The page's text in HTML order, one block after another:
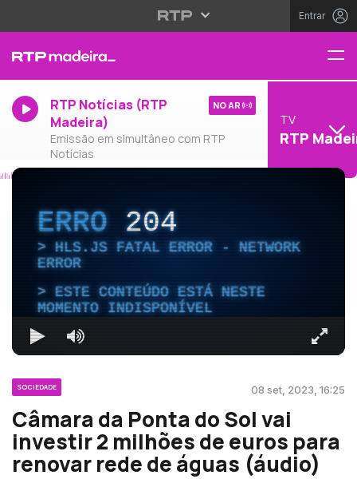
Entrar
RTP Notícias (RTP
Madeira)
Emissão em simultâneo com RTP
Notícias
NO AR
TV
RTP
ERRO204
HLS.JS FATAL ERROR - NETWORK
ERROR
ESTE CONTEÚDO ESTÁ NESTE
MOMENTO INDISPONÍVEL
SOCIEDADE 08 set, 2023, 16:25
Câmara da Ponta do Sol vai
investir 2 milhões de euros para
renovar rede de águas (áudio)